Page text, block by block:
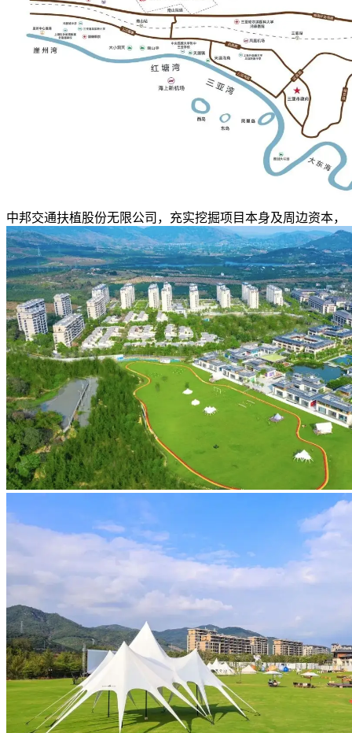
中邦交通扶植股份无限公司，充实挖掘项目本身及周边资本，